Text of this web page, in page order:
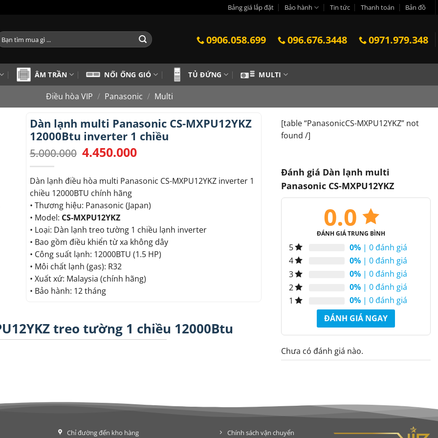
Bảng giá lắp đặt Bảo hành Tin tức Thanh toán Bản đồ
0906.058.699 096.676.3448 0971.979.348
ÂM TRẦN NỐI ỐNG GIÓ TỦ ĐỨNG MULTI
Điều hòa VIP / Panasonic / Multi
Dàn lạnh multi Panasonic CS-MXPU12YKZ
12000Btu inverter 1 chiều
5.000.000 Giá
gốc
5.000.000.
4.450.000
là:
Dàn lạnh điều hòa multi Panasonic CS-MXPU12YKZ inverter 1
chiều 12000BTU chính hãng
• Thương hiệu: Panasonic (Japan)
• Model: CS-MXPU12YKZ
• Loại: Dàn lạnh treo tường 1 chiều lạnh inverter
• Bao gồm điều khiển từ xa không dây
• Công suất lạnh: 12000BTU (1.5 HP)
• Môi chất lạnh (gas): R32
• Xuất xứ: Malaysia (chính hãng)
• Bảo hành: 12 tháng
treo tường 1 chiều 12000Btu
[table “PanasonicCS-MXPU12YKZ” not
found /]
Đánh giá Dàn lạnh multi
Panasonic CS-MXPU12YKZ
0.0
ĐÁNH GIÁ TRUNG BÌNH
5 0% | 0 đánh giá
4
0% | 0 đánh giá
3
0% | 0 đánh giá
2
0% | 0 đánh giá
1
0% | 0 đánh giá
ĐÁNH GIÁ NGAY
Chưa có đánh giá nào.
Chỉ đường đến kho hàng Chính sách vận chuyển